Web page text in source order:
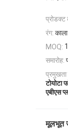
प्रोडक्ट
रंग: काला
MOQ:
समारोह:
प्रमुखता
टोयोटा
एबीएस
मूलभूत